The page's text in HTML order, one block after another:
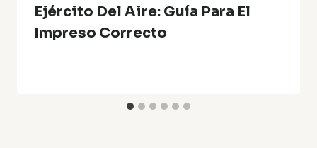
Ejército Del Aire: Guía Para El
Impreso Correcto